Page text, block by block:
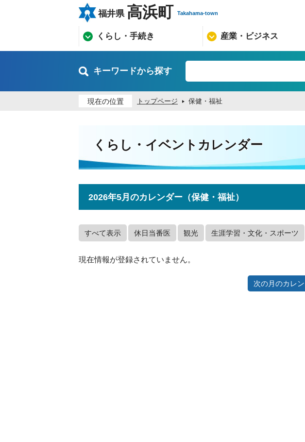
福井県 高浜町 Takahama-town
くらし・手続き 産業・ビジネス
キーワードから探す
現在の位置 トップページ 保健・福祉
くらし・イベントカレンダー
2026年5月のカレンダー（保健・福祉）
すべて表示 休日当番医 観光 生涯学習・文化・スポーツ
現在情報が登録されていません。
次の月のカレ